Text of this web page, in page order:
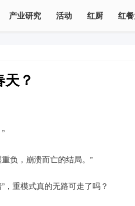
产业研究 活动 红厨 红
？
负，崩溃而亡的结局。”
重模式真的无路可走了吗？